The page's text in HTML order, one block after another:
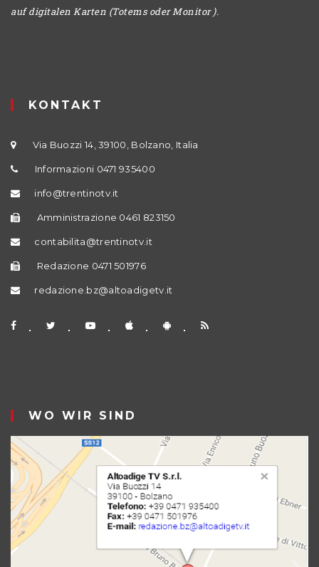
auf digitalen Karten (Totems oder Monitor ).
KONTAKT
Via Buozzi 14, 39100, Bolzano, Italia
Informazioni 0471 935400
info@trentinotv.it
Amministrazione 0461 823150
contabilita@trentinotv.it
Redazione 0471 501976
redazione.bz@altoadigetv.it
WO WIR SIND